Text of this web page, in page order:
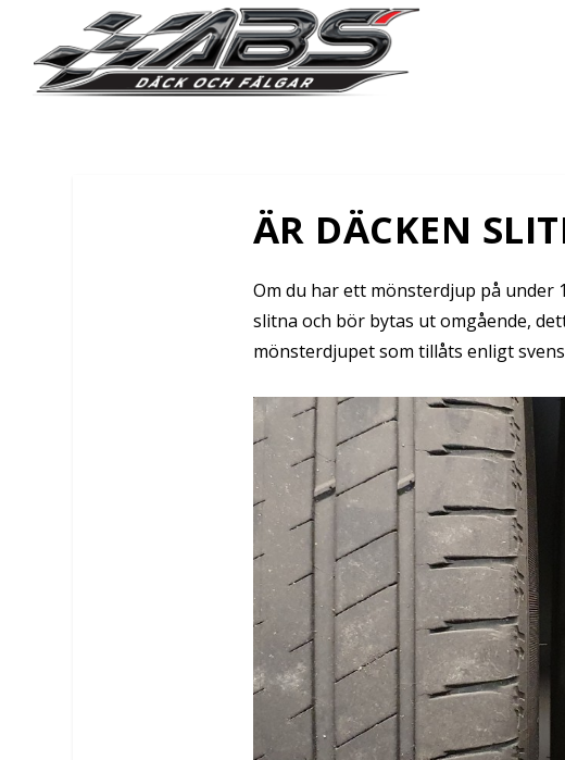
ÄR DÄCKEN
Om du har ett mönsterdjup på under
slitna och bör bytas ut omgående,
mönsterdjupet som tillåts enligt